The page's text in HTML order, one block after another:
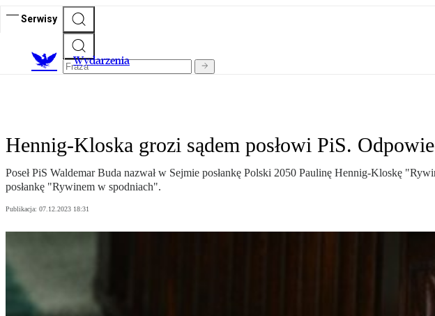
Serwisy
Wydarzenia
Hennig-Kloska grozi sądem posłowi PiS.
Poseł PiS Waldemar Buda nazwał w Sejmie posłankę Polski 2050 Paulinę Hennig-Kloskę
posłankę "Rywinem w spodniach".
Publikacja: 07.12.2023 18:31